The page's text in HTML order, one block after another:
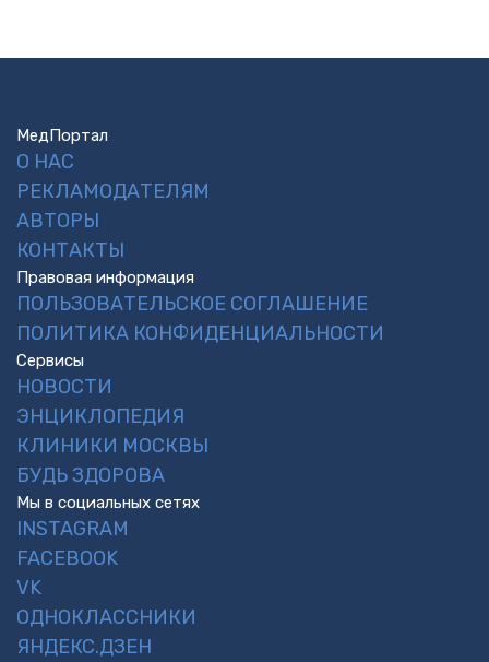
МедПортал
О НАС
РЕКЛАМОДАТЕЛЯМ
АВТОРЫ
КОНТАКТЫ
Правовая информация
ПОЛЬЗОВАТЕЛЬСКОЕ СОГЛАШЕНИЕ
ПОЛИТИКА КОНФИДЕНЦИАЛЬНОСТИ
Сервисы
НОВОСТИ
ЭНЦИКЛОПЕДИЯ
КЛИНИКИ МОСКВЫ
БУДЬ ЗДОРОВА
Мы в социальных сетях
INSTAGRAM
FACEBOOK
VK
ОДНОКЛАССНИКИ
ЯНДЕКС.ДЗЕН